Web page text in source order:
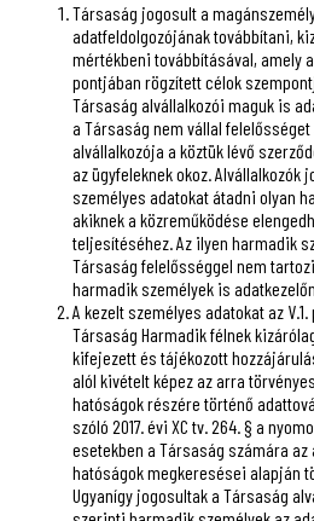
Társaság jogosult a
adatfeldolgozójának továbbítani,
mértékbeni továbbításával, amely
pontjában rögzített célok
Társaság alvállalkozói maguk is
a Társaság nem vállal
alvállalkozója a köztük lévő
az ügyfeleknek okoz. Alvállalkozók
személyes adatokat átadni olyan
akiknek a közreműködése
teljesítéséhez. Az ilyen harmadik
Társaság felelősséggel nem
harmadik személyek is
A kezelt személyes adatokat az
Társaság Harmadik félnek
kifejezett és tájékozott
alól kivételt képez az arra
hatóságok részére történő
szóló 2017. évi XC tv. 264. § a
esetekben a Társaság számára
hatóságok megkeresései alapján
Ugyanígy jogosultak a Társaság